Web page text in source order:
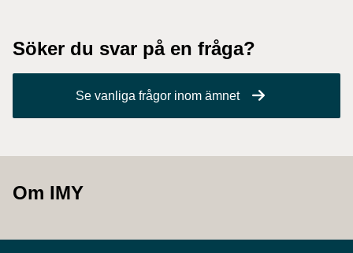
Söker du svar på en fråga?
Se vanliga frågor inom ämnet
Om IMY